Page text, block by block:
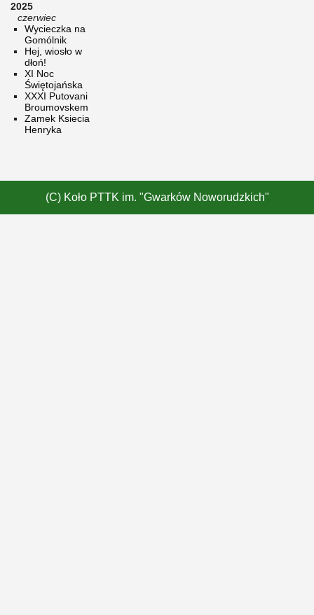
2025
czerwiec
Wycieczka na
Gomólnik
Hej, wiosło w
dłoń!
XI Noc
Świętojańska
XXXI Putovani
Broumovskem
Zamek Ksiecia
Henryka
(C) Koło PTTK im. "Gwarków Noworudzkich"